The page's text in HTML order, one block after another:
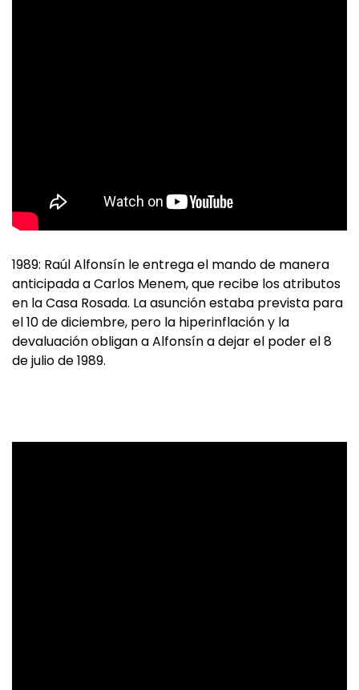
1989: Raúl Alfonsín le entrega el mando de manera
anticipada a Carlos Menem, que recibe los atributos
en la Casa Rosada. La asunción estaba prevista para
el 10 de diciembre, pero la hiperinflación y la
devaluación obligan a Alfonsín a dejar el poder el 8
de julio de 1989.